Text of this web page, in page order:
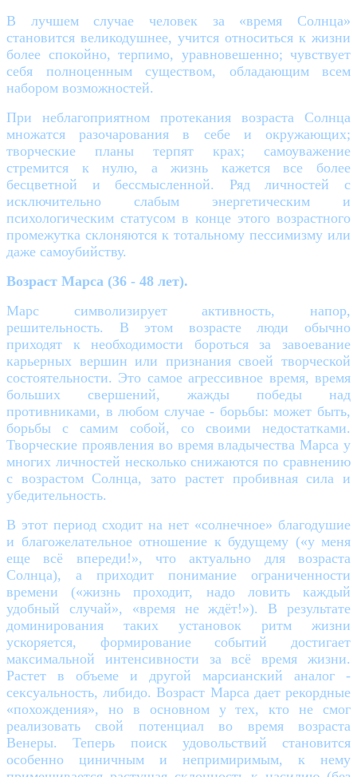
В лучшем случае человек за «время Солнца»
становится великодушнее, учится относиться к жизни
более спокойно, терпимо, уравновешенно; чувствует
себя полноценным существом, обладающим всем
набором возможностей.
При неблагоприятном протекания возраста Солнца
множатся разочарования в себе и окружающих;
творческие планы терпят крах; самоуважение
стремится к нулю, а жизнь кажется все более
бесцветной и бессмысленной. Ряд личностей с
исключительно слабым энергетическим и
психологическим статусом в конце этого возрастного
промежутка склоняются к тотальному пессимизму или
даже самоубийству.
Возраст Марса (36 - 48 лет).
Марс символизирует активность, напор,
решительность. В этом возрасте люди обычно
приходят к необходимости бороться за завоевание
карьерных вершин или признания своей творческой
состоятельности. Это самое агрессивное время, время
больших свершений, жажды победы над
противниками, в любом случае - борьбы: может быть,
борьбы с самим собой, со своими недостатками.
Творческие проявления во время владычества Марса у
многих личностей несколько снижаются по сравнению
с возрастом Солнца, зато растет пробивная сила и
убедительность.
В этот период сходит на нет «солнечное» благодушие
и благожелательное отношение к будущему («у меня
еще всё впереди!», что актуально для возраста
Солнца), а приходит понимание ограниченности
времени («жизнь проходит, надо ловить каждый
удобный случай», «время не ждёт!»). В результате
доминирования таких установок ритм жизни
ускоряется, формирование событий достигает
максимальной интенсивности за всё время жизни.
Растет в объеме и другой марсианский аналог -
сексуальность, либидо. Возраст Марса дает рекордные
«похождения», но в основном у тех, кто не смог
реализовать свой потенциал во время возраста
Венеры. Теперь поиск удовольствий становится
особенно циничным и непримиримым, к нему